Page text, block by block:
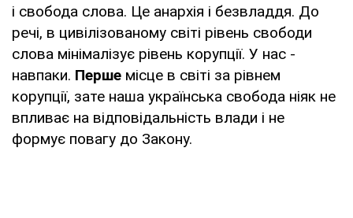
і свобода слова. Це анархія і безвладдя. До
речі, в цивілізованому світі рівень свободи
слова мінімалізує рівень корупції. У нас -
навпаки. Перше місце в світі за рівнем
корупції, зате наша українська свобода ніяк не
впливає на відповідальність влади і не
формує повагу до Закону.